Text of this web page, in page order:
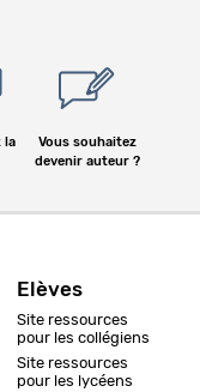
la
Vous souhaitez
devenir auteur ?
Elèves
Site ressources
pour les collégiens
Site ressources
pour les lycéens